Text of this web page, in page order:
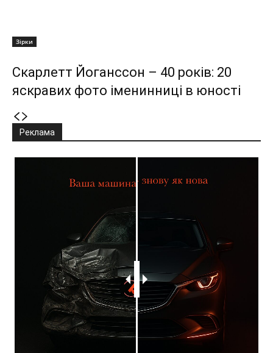
Зірки
Скарлетт Йоганссон – 40 років: 20
яскравих фото іменинниці в юності
Реклама